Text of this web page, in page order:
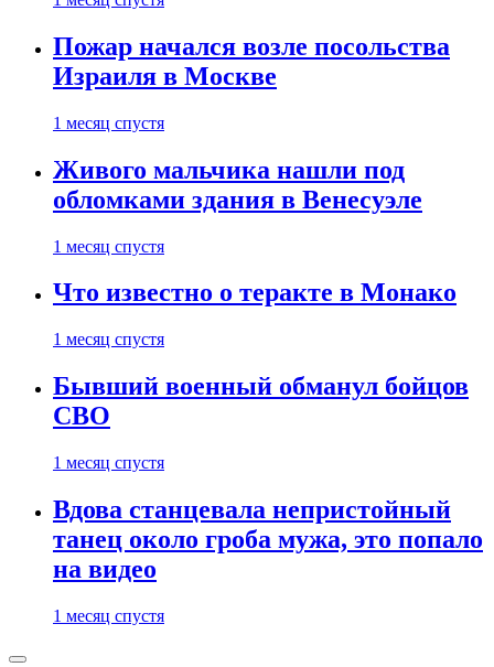
Пожар начался возле посольства
Израиля в Москве
1 месяц спустя
Живого мальчика нашли под
обломками здания в Венесуэле
1 месяц спустя
Что известно о теракте в Монако
1 месяц спустя
Бывший военный обманул бойцов
СВО
1 месяц спустя
Вдова станцевала непристойный
танец около гроба мужа, это попало
на видео
1 месяц спустя